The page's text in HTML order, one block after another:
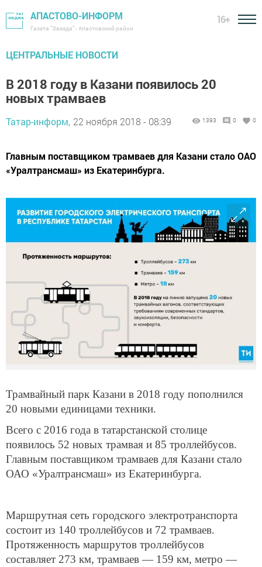
АПАСТОВО-ИНФОРМ
Газета "Звезда" - Апастовский район
16+
ЦЕНТРАЛЬНЫЕ НОВОСТИ
В 2018 году в Казани появилось 20
новых трамваев
Татар-информ, 22 ноября 2018 - 08:39 1393 0 0
Главным поставщиком трамваев для Казани стало ОАО
«Уралтрансмаш» из Екатеринбурга.
Трамвайный парк Казани в 2018 году пополнился
20 новыми единицами техники.
Всего с 2016 года в татарстанской столице
появилось 52 новых трамвая и 85 троллейбусов.
Главным поставщиком трамваев для Казани стало
ОАО «Уралтрансмаш» из Екатеринбурга.
Маршрутная сеть городского электротранспорта
состоит из 140 троллейбусов и 72 трамваев.
Протяженность маршрутов троллейбусов
составляет 273 км, трамваев — 159 км, метро —